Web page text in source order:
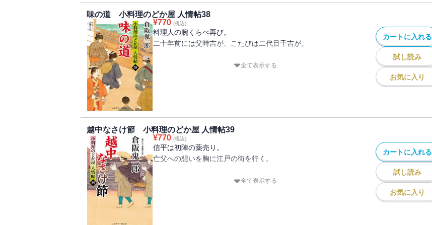
ほかほかのご飯に焼き牡蠣を載せ、焼きだれをかけて葱と針柚子
を散らす。
（本書より）
十番目になる。宿場町の外れに料理自慢の老舗旅籠「美杉屋」が
あるが、主が中風で倒れ厨には立てなくなってしまった。跡取り
息子の梅次郎はまだ十二歳、料理を教えはじめたばかりだった。
このままでは美杉屋の味が消えてしまう。そんな折、「のどか
屋」の常連で幕府の御用を務める「黒四組」の面々がやって来
揚げるときにも火が入るから固めでよくなる。
浅いおたまですくったものを鍋肌に沿わせるように入れる。
固まって浮いてから少しだけ揚げる。
出して油を切る。
味の道 小料理のどか屋 人情帖38
¥770 (税込)
料理人の腕くらべ再び。
二十年前には父時吉が、こたびは二代目千吉が。
江戸で指折の名店、三役格の旬屋のあるじ幾松と競う千吉。
か判じて勝ったほうにほうびを与えるという通人らしい遊びだ。
その後、料理人の数を増やし大がかりな腕くらべが……。もう二
十年前の話だ。これに父の時吉が出て勝った。そして今、二代目
の千吉に白羽の矢が立てられて……。
全て表示する
カートに入れる
試し読み
お気に入り
越中なさけ節 小料理のどか屋 人情帖39
¥770 (税込)
信平は初陣の薬売り。
亡父への想いを胸に江戸の街を行く。
信平の父は時化にのまれ、江戸を見ることなく逝った。
全て表示する
カートに入れる
試し読み
お気に入り